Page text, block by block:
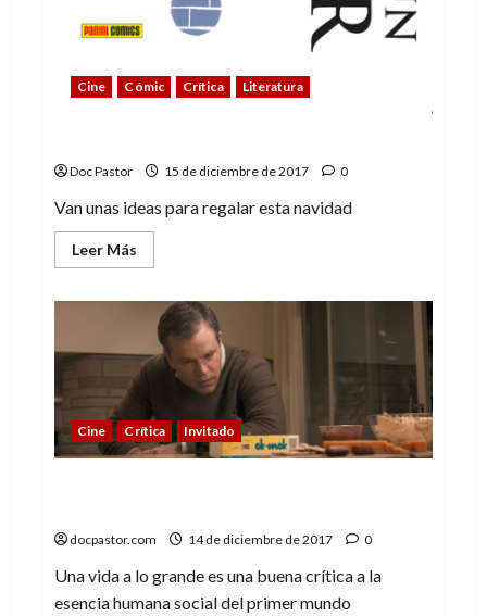
Cine Cómic Crítica Literatura
Doc Pastor 15 de diciembre de 2017 0
Van unas ideas para regalar esta navidad
Leer Más
más
Unos
recomendados
para
esta
navidad
Cine Crítica Invitado
docpastor.com 14 de diciembre de 2017 0
Una vida a lo grande es una buena crítica a la
esencia humana social del primer mundo